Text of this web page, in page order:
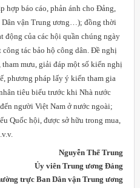
hợp báo cáo, phản ánh cho Đảng,
Dân vận Trung ương…); đồng thời
động của các hội quần chúng ngày
tác bảo hộ công dân. Đề nghị
mưu, giải đáp một số kiến nghị
phương pháp lấy ý kiến tham gia
tiêu biểu trước khi Nhà nước
người Việt Nam ở nước ngoài;
Quốc hội, được sở hữu trong mua,
Nguyễn Thế Trung
Ủy viên Trung ương Đảng
trực Ban Dân vận Trung ương